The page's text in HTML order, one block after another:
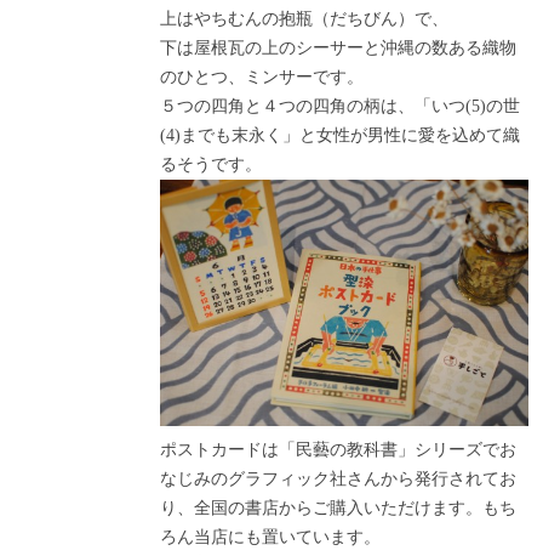
上はやちむんの抱瓶（だちびん）で、
下は屋根瓦の上のシーサーと沖縄の数ある織物
のひとつ、ミンサーです。
５つの四角と４つの四角の柄は、「いつ(5)の世
(4)までも末永く」と女性が男性に愛を込めて織
るそうです。
ポストカードは「民藝の教科書」シリーズでお
なじみのグラフィック社さんから発行されてお
り、全国の書店からご購入いただけます。もち
ろん当店にも置いています。